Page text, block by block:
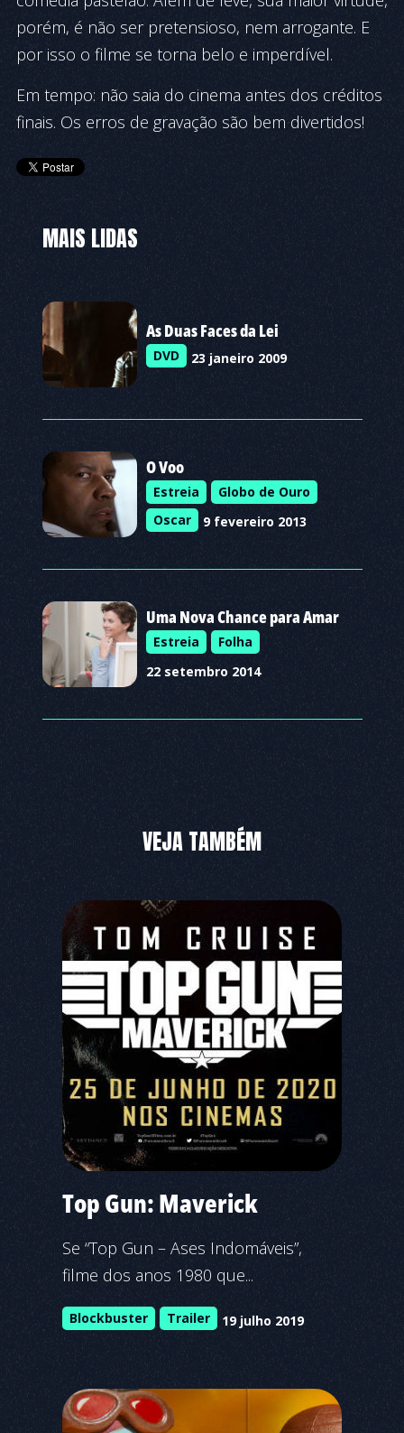
po­rém, é não ser pretensioso, nem arrogante. E
por isso o fil­me se torna belo e imperdível.
Em tempo: não saia do cinema antes dos créditos
finais. Os erros de gravação são bem divertidos!
MAIS LIDAS
As Duas Faces da Lei
DVD 23 janeiro 2009
O Voo
Estreia
Globo de Ouro
Oscar
9 fevereiro 2013
Uma Nova Chance para Amar
Estreia
Folha
22 setembro 2014
VEJA TAMBÉM
Top Gun: Maverick
Se “Top Gun – Ases Indomáveis”,
filme dos anos 1980 que...
Blockbuster Trailer 19 julho 2019